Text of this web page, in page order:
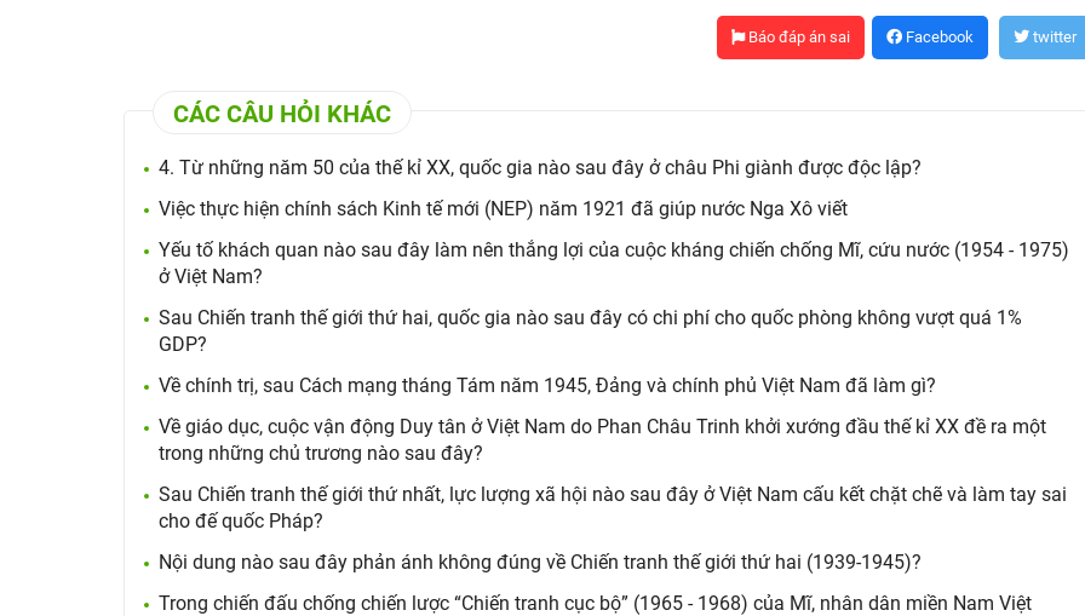
Báo đáp án sai Facebook twitter
CÁC CÂU HỎI KHÁC
4. Từ những năm 50 của thế kỉ XX, quốc gia nào sau đây ở châu Phi giành được độc lập?
Việc thực hiện chính sách Kinh tế mới (NEP) năm 1921 đã giúp nước Nga Xô viết
Yếu tố khách quan nào sau đây làm nên thắng lợi của cuộc kháng chiến chống Mĩ, cứu nước (1954 - 1975)
ở Việt Nam?
Sau Chiến tranh thế giới thứ hai, quốc gia nào sau đây có chi phí cho quốc phòng không vượt quá 1%
GDP?
Về chính trị, sau Cách mạng tháng Tám năm 1945, Đảng và chính phủ Việt Nam đã làm gì?
Về giáo dục, cuộc vận động Duy tân ở Việt Nam do Phan Châu Trinh khởi xướng đầu thế kỉ XX đề ra một
trong những chủ trương nào sau đây?
Sau Chiến tranh thế giới thứ nhất, lực lượng xã hội nào sau đây ở Việt Nam cấu kết chặt chẽ và làm tay sai
cho đế quốc Pháp?
Nội dung nào sau đây phản ánh không đúng về Chiến tranh thế giới thứ hai (1939-1945)?
Trong chiến đấu chống chiến lược “Chiến tranh cục bộ” (1965 - 1968) của Mĩ, nhân dân miền Nam Việt